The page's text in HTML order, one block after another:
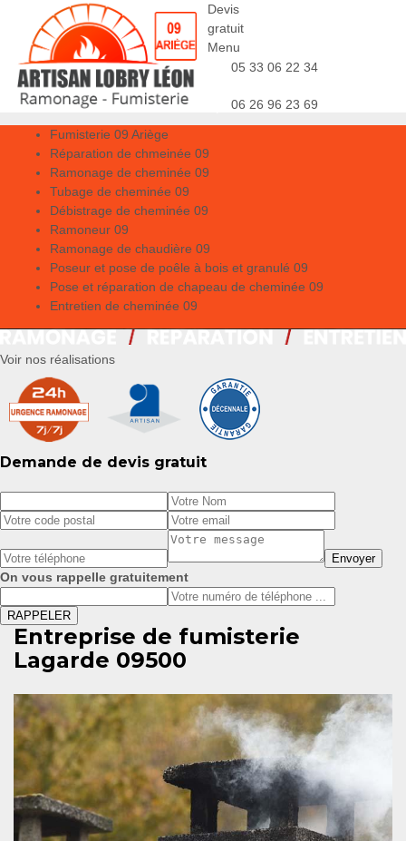
Devis
gratuit
Menu
05 33 06 22 34
06 26 96 23 69
Fumisterie 09 Ariège
Réparation de chmeinée 09
Ramonage de cheminée 09
Tubage de cheminée 09
Débistrage de cheminée 09
Ramoneur 09
Ramonage de chaudière 09
Poseur et pose de poêle à bois et granulé 09
Pose et réparation de chapeau de cheminée 09
Entretien de cheminée 09
Voir nos réalisations
Demande de devis gratuit
On vous rappelle gratuitement
Entreprise de fumisterie
Lagarde 09500